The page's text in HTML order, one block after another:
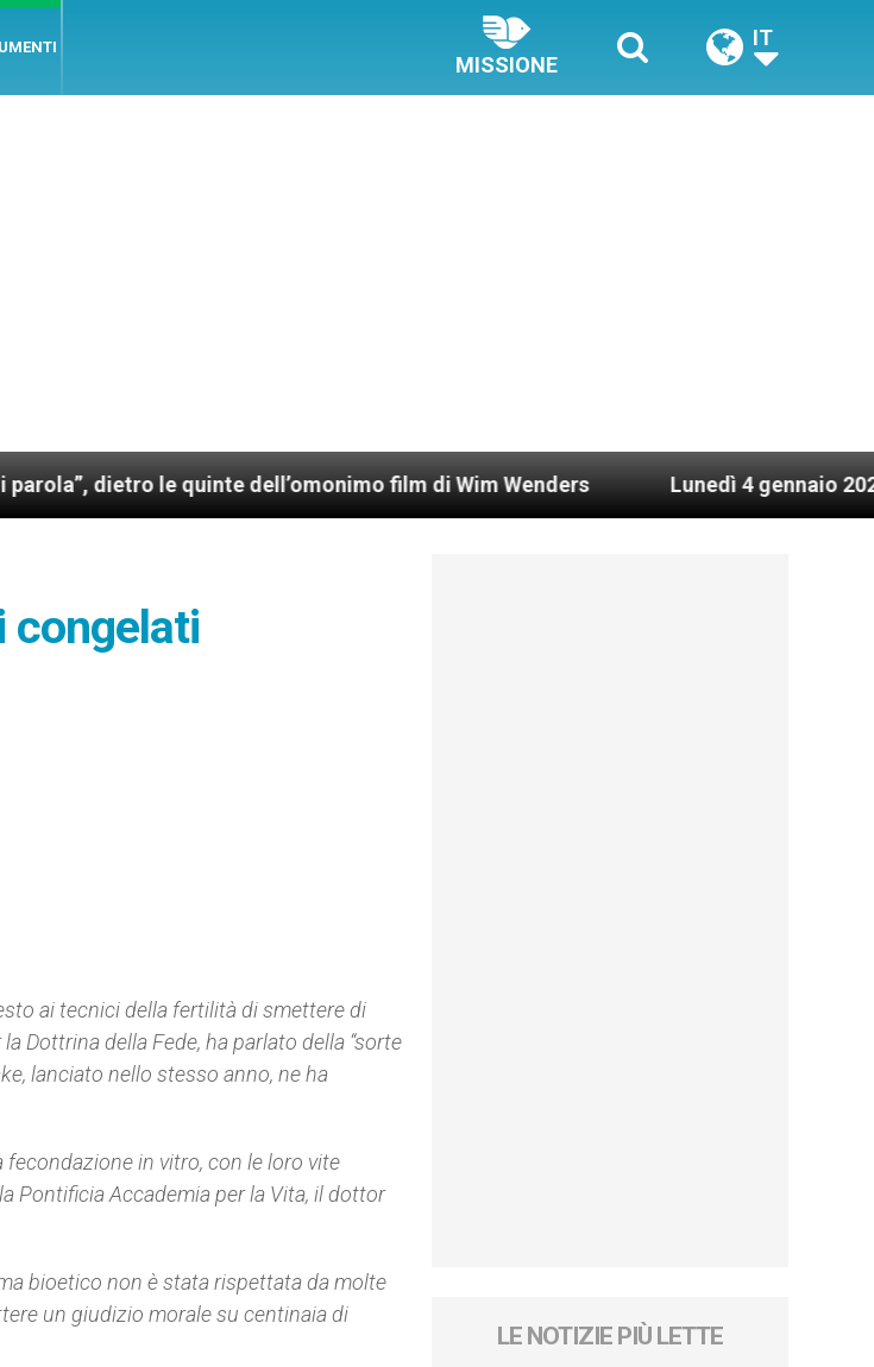
MISSIONE
IT
le quinte dell’omonimo film di Wim Wenders Lunedì 4 gennaio 2021: Possesso
congelati
ai tecnici della fertilità di smettere di
Dottrina della Fede, ha parlato della “sorte
, lanciato nello stesso anno, ne ha
in vitro, con le loro vite
Pontificia Accademia per la Vita, il dottor
bioetico non è stata rispettata da molte
un giudizio morale su centinaia di
LE NOTIZIE PIÙ LETTE